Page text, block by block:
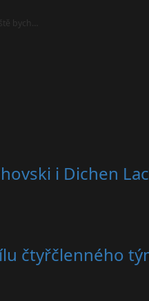
bych…
i Dichen
čtyřčlenného